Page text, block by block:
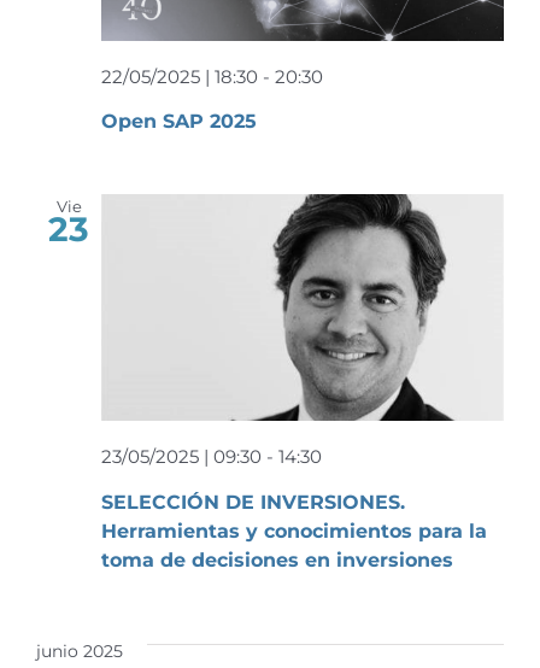
Open SAP 2025
22/05/2025 | 18:30 - 20:30
Vie
23
SELECCIÓN DE INVERSIONES.
Herramientas y conocimientos para la
toma de decisiones en inversiones
23/05/2025 | 09:30 - 14:30
junio 2025